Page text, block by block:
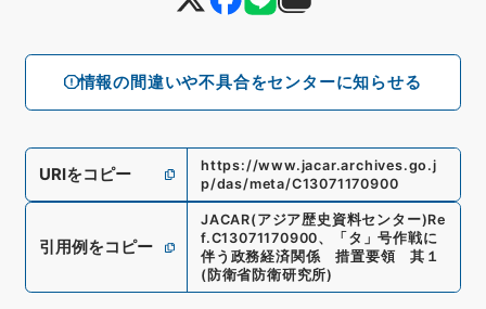
情報の間違いや不具合をセンターに知らせる
URIをコピー
https://www.jacar.archives.go.j
p/das/meta/C13071170900
引用例をコピー
JACAR(アジア歴史資料センター)Re
f.C13071170900、
「タ」号作戦に
伴う政務経済関係 措置要領 其１
( 防衛省防衛研究所)